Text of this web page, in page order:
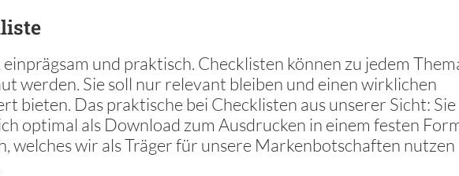
einprägsam und praktisch. Checklisten können zu jedem
werden. Sie soll nur relevant bleiben und einen wirklichen
bieten. Das praktische bei Checklisten aus unserer Sicht: Sie
optimal als Download zum Ausdrucken in einem festen
welches wir als Träger für unsere Markenbotschaften nutzen